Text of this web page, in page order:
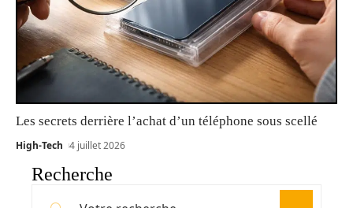
Les secrets derrière l’achat d’un téléphone sous scellé
High-Tech 4 juillet 2026
Recherche